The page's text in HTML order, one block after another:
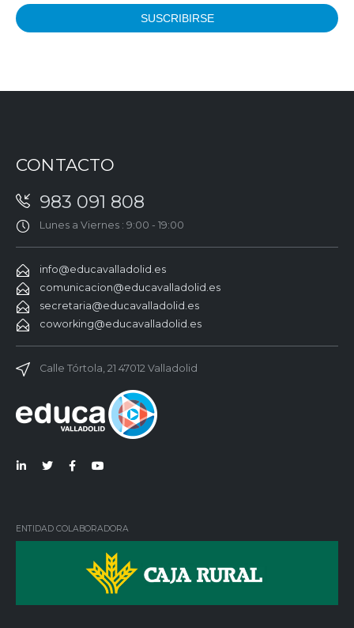
CONTACTO
983 091 808
Lunes a Viernes : 9:00 - 19:00
info@educavalladolid.es
comunicacion@educavalladolid.es
secretaria@educavalladolid.es
coworking@educavalladolid.es
Calle Tórtola, 21 47012 Valladolid
ENTIDAD COLABORADORA